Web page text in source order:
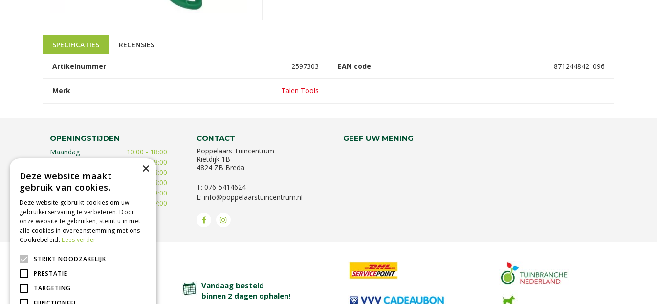
SPECIFICATIES RECENSIES
Artikelnummer 2597303 EAN code 8712448421096
Merk Talen Tools
OPENINGSTIJDEN
Maandag
10:00 - 18:00
09:30 - 18:00
Woensdag
09:30 - 18:00
Donderdag
09:30 - 18:00
Vrijdag
09:00 - 18:00
Zaterdag
09:00 - 17:00
Toon alle openingstijden
CONTACT
Poppelaars Tuincentrum
Rietdijk 1B
4824 ZB Breda
T: 076-5414624
E: info@poppelaarstuincentrum.nl
GEEF UW MENING
BETROUWBARE SERVICE
Lage verzendkosten
Vandaag besteld
binnen 2 dagen ophalen!
×
Deze website maakt
gebruik van cookies.
Deze website gebruikt cookies om uw
gebruikerservaring te verbeteren. Door
onze website te gebruiken, stemt u in met
alle cookies in overeenstemming met ons
Cookiebeleid. Lees verder
STRIKT NOODZAKELIJK
PRESTATIE
TARGETING